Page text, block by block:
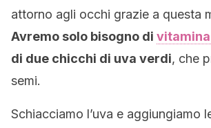
attorno agli occhi grazie a questa
Avremo solo bisogno di vitamina
di due chicchi di uva verdi, che
semi.
Schiacciamo l’uva e aggiungiamo